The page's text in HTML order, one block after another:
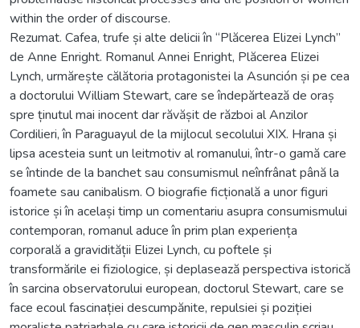
within the order of discourse.
Rezumat. Cafea, trufe și alte delicii în “Plăcerea Elizei Lynch”
de Anne Enright. Romanul Annei Enright, Plăcerea Elizei
Lynch, urmărește călătoria protagonistei la Asunción și pe cea
a doctorului William Stewart, care se îndepărtează de oraș
spre ținutul mai inocent dar răvășit de război al Anzilor
Cordilieri, în Paraguayul de la mijlocul secolului XIX. Hrana și
lipsa acesteia sunt un leitmotiv al romanului, într-o gamă care
se întinde de la banchet sau consumismul neînfrânat până la
foamete sau canibalism. O biografie ficțională a unor figuri
istorice și în același timp un comentariu asupra consumismului
contemporan, romanul aduce în prim plan experiența
corporală a gravidității Elizei Lynch, cu poftele și
transformările ei fiziologice, și deplasează perspectiva istorică
în sarcina observatorului european, doctorul Stewart, care se
face ecoul fascinației descumpănite, repulsiei și poziției